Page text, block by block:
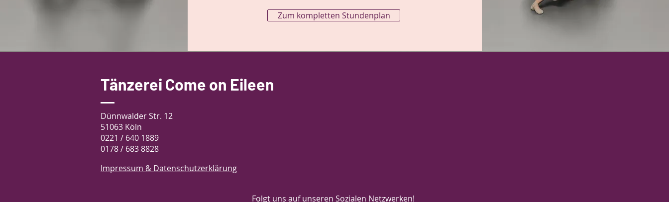
Zum kompletten Stundenplan
Tänzerei Come on Eileen
Dünnwalder Str. 12
51063 Köln
0221 / 640 1889
0178 / 683 8828
Impressum & Datenschutzerklärung
Folgt uns auf unseren Sozialen Netzwerken!